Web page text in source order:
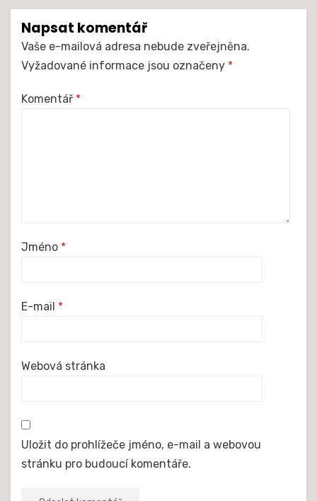
Napsat komentář
Vaše e-mailová adresa nebude zveřejněna.
Vyžadované informace jsou označeny *
Komentář *
Jméno *
E-mail *
Webová stránka
Uložit do prohlížeče jméno, e-mail a webovou
stránku pro budoucí komentáře.